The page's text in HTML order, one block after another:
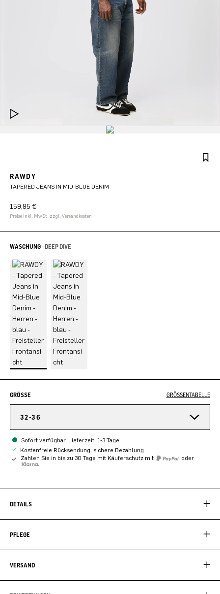
RAWDY
TAPERED JEANS IN MID-BLUE DENIM
159,95 €
Preise inkl. MwSt. zzgl. Versandkosten
WASCHUNG -DEEP DIVE
GRÖSSE GRÖSSENTABELLE
32-36
Sofort verfügbar, Lieferzeit: 1-3 Tage
Kostenfreie Rücksendung, sichere Bezahlung
Zahlen Sie in bis zu 30 Tage mit Käuferschutz mit
oder
DETAILS
PFLEGE
VERSAND